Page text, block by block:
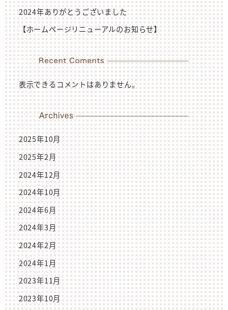
2024年ありがとうございました
【ホームページリニューアルのお知らせ】
表示できるコメントはありません。
2025年10月
2025年2月
2024年12月
2024年10月
2024年6月
2024年3月
2024年2月
2024年1月
2023年11月
2023年10月